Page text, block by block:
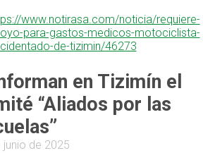
www.notirasa.com/noticia/requiere-
para-gastos-medicos-motociclista-
de-tizimin/46273
en Tizimín el
“Aliados por las
junio de 2025